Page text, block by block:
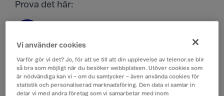
Prova det här:
Vi rekommenderar minst 15 Mbit för optimal
upplevelse. Tänk på att alla enheter på
samma nätverk delar på den totala
bandbredden. Kontrollera hastigheten på
bredbandskollen.
Vi använder cookies
Varför gör vi det? Jo, för att se till att din upplevelse av telenor.se blir
så bra som möjligt när du besöker webbplatsen. Utöver cookies som
är nödvändiga kan vi – om du samtycker – även använda cookies för
statistik och personaliserad marknadsföring. Den data vi samlar in
delar vi med andra företag som vi samarbetar med inom